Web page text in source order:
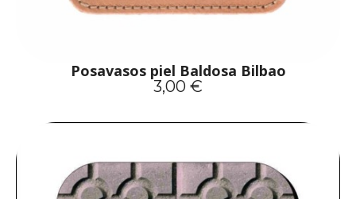
Posavasos piel Baldosa Bilbao
3,00 €